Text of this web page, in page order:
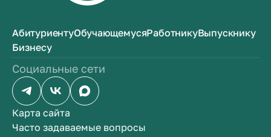
АбитуриентуОбучающемусяРаботникуВыпускнику
Бизнесу
Социальные сети
Карта сайта
Часто задаваемые вопросы